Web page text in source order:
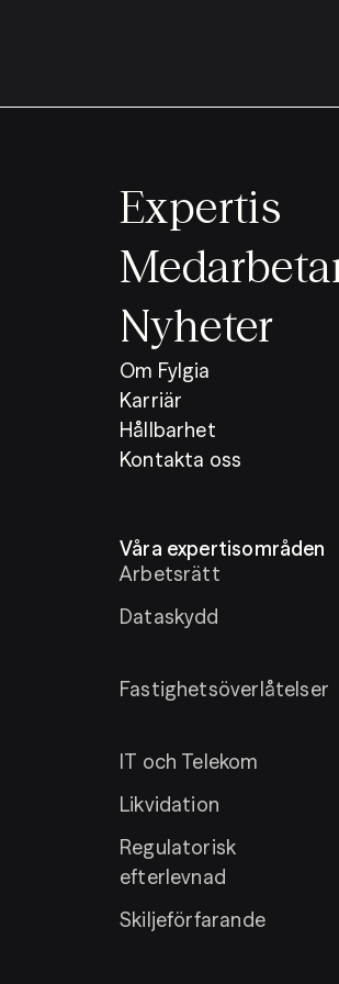
Expertis
Nyheter
Om Fylgia
Karriär
Hållbarhet
Kontakta oss
Våra expertisområden
Arbetsrätt
Dataskydd
Fastighetsöverlåtelser
IT och Telekom
Likvidation
Regulatorisk
efterlevnad
Skiljeförfarande